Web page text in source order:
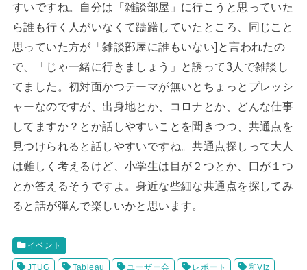
すいですね。自分は「雑談部屋」に行こうと思っていた
ら誰も行く人がいなくて躊躇していたところ、同じこと
思っていた方が「雑談部屋に誰もいない]と言われたの
で、「じゃ一緒に行きましょう」と誘って3人で雑談し
てました。初対面かつテーマが無いとちょっとプレッシ
ャーなのですが、出身地とか、コロナとか、どんな仕事
してますか？とか話しやすいことを聞きつつ、共通点を
見つけられると話しやすいですね。共通点探しって大人
は難しく考えるけど、小学生は目が２つとか、口が１つ
とか答えるそうですよ。身近な些細な共通点を探してみ
ると話が弾んで楽しいかと思います。
イベント
JTUG Tableau ユーザー会 レポート 和Viz